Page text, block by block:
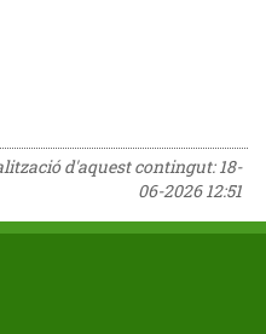
d'aquest contingut:18-
06-2026 12:51